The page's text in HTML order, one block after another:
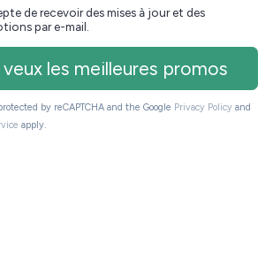
en retrait par rapport à ce qu’on
décrite).
doivent étudier un étrange sous-marin